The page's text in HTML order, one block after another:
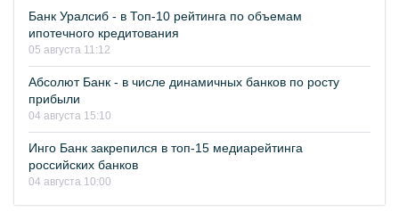
Банк Уралсиб - в Топ-10 рейтинга по объемам
ипотечного кредитования
05 августа 11:12
Абсолют Банк - в числе динамичных банков по росту
прибыли
04 августа 15:10
Инго Банк закрепился в топ-15 медиарейтинга
российских банков
04 августа 10:00